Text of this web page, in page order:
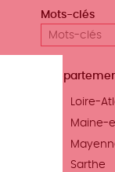
Mots-clés
Loire-
Maine-
Sarthe